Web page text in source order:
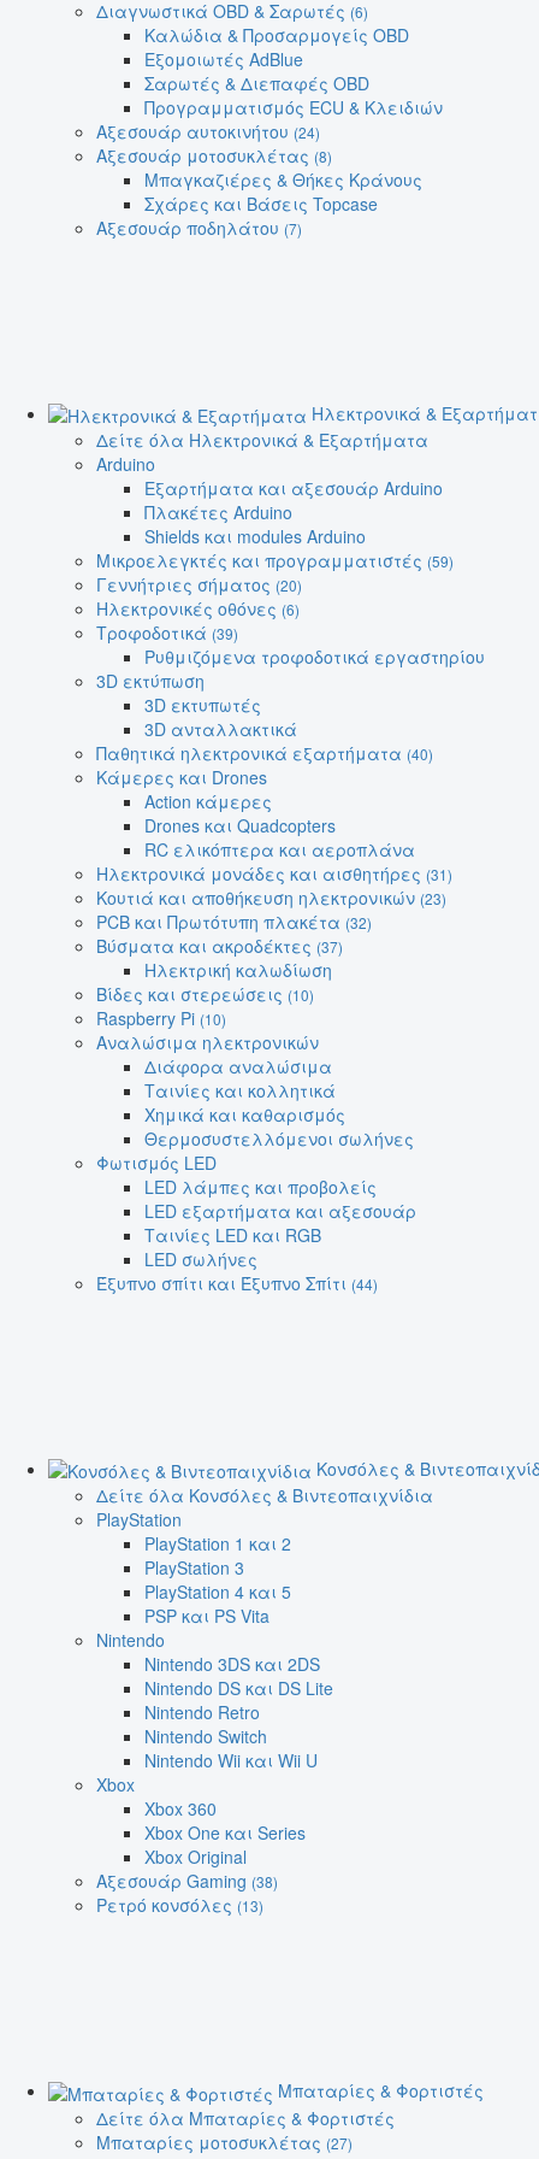
Διαγνωστικά OBD & Σαρωτές (6)
Καλώδια & Προσαρμογείς OBD
Εξομοιωτές AdBlue
Σαρωτές & Διεπαφές OBD
Προγραμματισμός ECU & Κλειδιών
Αξεσουάρ αυτοκινήτου (24)
Αξεσουάρ μοτοσυκλέτας (8)
Μπαγκαζιέρες & Θήκες Κράνους
Σχάρες και Βάσεις Topcase
Αξεσουάρ ποδηλάτου (7)
Ηλεκτρονικά &
Δείτε όλα Ηλεκτρονικά & Εξαρτήματα
Arduino
Εξαρτήματα και αξεσουάρ Arduino
Πλακέτες Arduino
Shields και modules Arduino
Μικροελεγκτές και προγραμματιστές (59)
Γεννήτριες σήματος (20)
Ηλεκτρονικές οθόνες (6)
Τροφοδοτικά (39)
Ρυθμιζόμενα τροφοδοτικά εργαστηρίου
3D εκτύπωση
3D εκτυπωτές
3D ανταλλακτικά
Παθητικά ηλεκτρονικά εξαρτήματα (40)
Κάμερες και Drones
Action κάμερες
Drones και Quadcopters
RC ελικόπτερα και αεροπλάνα
Ηλεκτρονικά μονάδες και αισθητήρες (31)
Κουτιά και αποθήκευση ηλεκτρονικών (23)
PCB και Πρωτότυπη πλακέτα (32)
Βύσματα και ακροδέκτες (37)
Ηλεκτρική καλωδίωση
Βίδες και στερεώσεις (10)
Raspberry Pi (10)
Αναλώσιμα ηλεκτρονικών
Διάφορα αναλώσιμα
Ταινίες και κολλητικά
Χημικά και καθαρισμός
Θερμοσυστελλόμενοι σωλήνες
Φωτισμός LED
LED λάμπες και προβολείς
LED εξαρτήματα και αξεσουάρ
Ταινίες LED και RGB
LED σωλήνες
Έξυπνο σπίτι και Έξυπνο Σπίτι (44)
Κονσόλες &
Δείτε όλα Κονσόλες & Βιντεοπαιχνίδια
PlayStation
PlayStation 1 και 2
PlayStation 3
PlayStation 4 και 5
PSP και PS Vita
Nintendo
Nintendo 3DS και 2DS
Nintendo DS και DS Lite
Nintendo Retro
Nintendo Switch
Nintendo Wii και Wii U
Xbox
Xbox 360
Xbox One και Series
Xbox Original
Αξεσουάρ Gaming (38)
Ρετρό κονσόλες (13)
Μπαταρίες & Φορτιστές
Δείτε όλα Μπαταρίες & Φορτιστές
Μπαταρίες μοτοσυκλέτας (27)